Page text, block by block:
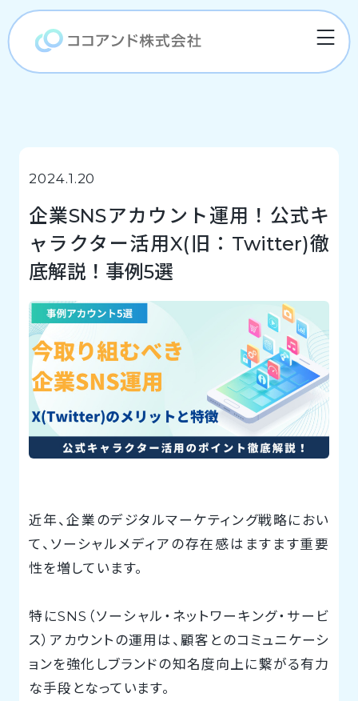
2024.1.20
企業SNSアカウント運用！公式キ
ャラクター活用X(旧：Twitter)徹
底解説！事例5選
近年、企業のデジタルマーケティング戦略におい
て、ソーシャルメディアの存在感はますます重要
性を増しています。
特にSNS（ソーシャル・ネットワーキング・サービ
ス）アカウントの運用は、顧客とのコミュニケーシ
ョンを強化しブランドの知名度向上に繋がる有力
な手段となっています。